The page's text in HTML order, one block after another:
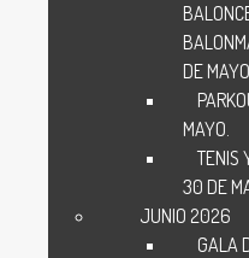
Añadir Inscripción
DE
MAYO.
TENIS
30 DE
JUNIO 2026
GALA